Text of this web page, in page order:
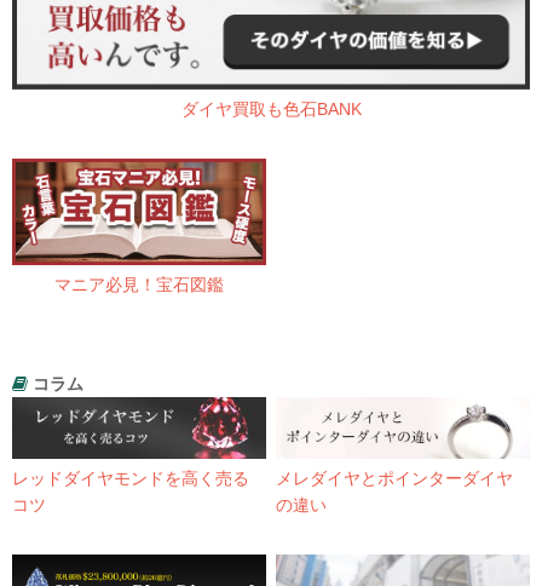
ダイヤ買取も色石BANK
マニア必見！宝石図鑑
コラム
レッドダイヤモンドを高く売る
コツ
メレダイヤとポインターダイヤ
の違い